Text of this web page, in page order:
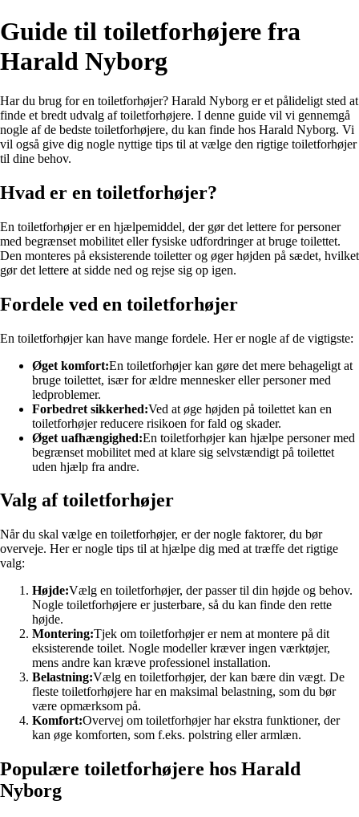
Guide til toiletforhøjere fra
Harald Nyborg
Har du brug for en toiletforhøjer? Harald Nyborg er et pålideligt sted at
finde et bredt udvalg af toiletforhøjere. I denne guide vil vi gennemgå
nogle af de bedste toiletforhøjere, du kan finde hos Harald Nyborg. Vi
vil også give dig nogle nyttige tips til at vælge den rigtige toiletforhøjer
til dine behov.
Hvad er en toiletforhøjer?
En toiletforhøjer er en hjælpemiddel, der gør det lettere for personer
med begrænset mobilitet eller fysiske udfordringer at bruge toilettet.
Den monteres på eksisterende toiletter og øger højden på sædet, hvilket
gør det lettere at sidde ned og rejse sig op igen.
Fordele ved en toiletforhøjer
En toiletforhøjer kan have mange fordele. Her er nogle af de vigtigste:
Øget komfort:En toiletforhøjer kan gøre det mere behageligt at
bruge toilettet, især for ældre mennesker eller personer med
ledproblemer.
Forbedret sikkerhed:Ved at øge højden på toilettet kan en
toiletforhøjer reducere risikoen for fald og skader.
Øget uafhængighed:En toiletforhøjer kan hjælpe personer med
begrænset mobilitet med at klare sig selvstændigt på toilettet
uden hjælp fra andre.
Valg af toiletforhøjer
Når du skal vælge en toiletforhøjer, er der nogle faktorer, du bør
overveje. Her er nogle tips til at hjælpe dig med at træffe det rigtige
valg:
Højde:Vælg en toiletforhøjer, der passer til din højde og behov.
Nogle toiletforhøjere er justerbare, så du kan finde den rette
højde.
Montering:Tjek om toiletforhøjer er nem at montere på dit
eksisterende toilet. Nogle modeller kræver ingen værktøjer,
mens andre kan kræve professionel installation.
Belastning:Vælg en toiletforhøjer, der kan bære din vægt. De
fleste toiletforhøjere har en maksimal belastning, som du bør
være opmærksom på.
Komfort:Overvej om toiletforhøjer har ekstra funktioner, der
kan øge komforten, som f.eks. polstring eller armlæn.
Populære toiletforhøjere hos Harald
Nyborg